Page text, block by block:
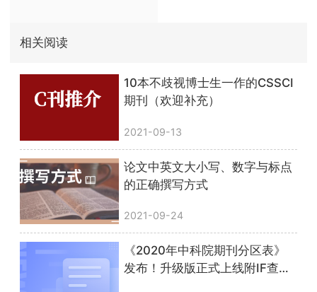
相关阅读
10本不歧视博士生一作的CSSCI
期刊（欢迎补充）
2021-09-13
论文中英文大小写、数字与标点
的正确撰写方式
2021-09-24
《2020年中科院期刊分区表》
发布！升级版正式上线附IF查询